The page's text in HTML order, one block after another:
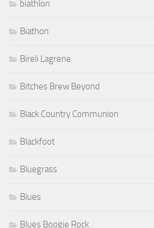
biathlon
Biathon
Bireli Lagrene
Bitches Brew Beyond
Black Country Communion
Blackfoot
Bluegrass
Blues
Blues Boogie Rock